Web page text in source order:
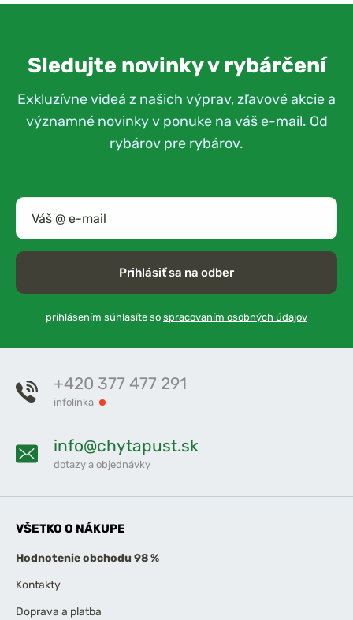
Sledujte novinky v rybárčení
Exkluzívne videá z našich výprav, zľavové akcie a
významné novinky v ponuke na váš e-mail. Od
rybárov pre rybárov.
Prihlásiť sa na odber
prihlásením súhlasíte so spracovaním osobných údajov
+420 377 477 291
infolinka
info@chytapust.sk
dotazy a objednávky
VŠETKO O NÁKUPE
Hodnotenie obchodu 98 %
Kontakty
Doprava a platba